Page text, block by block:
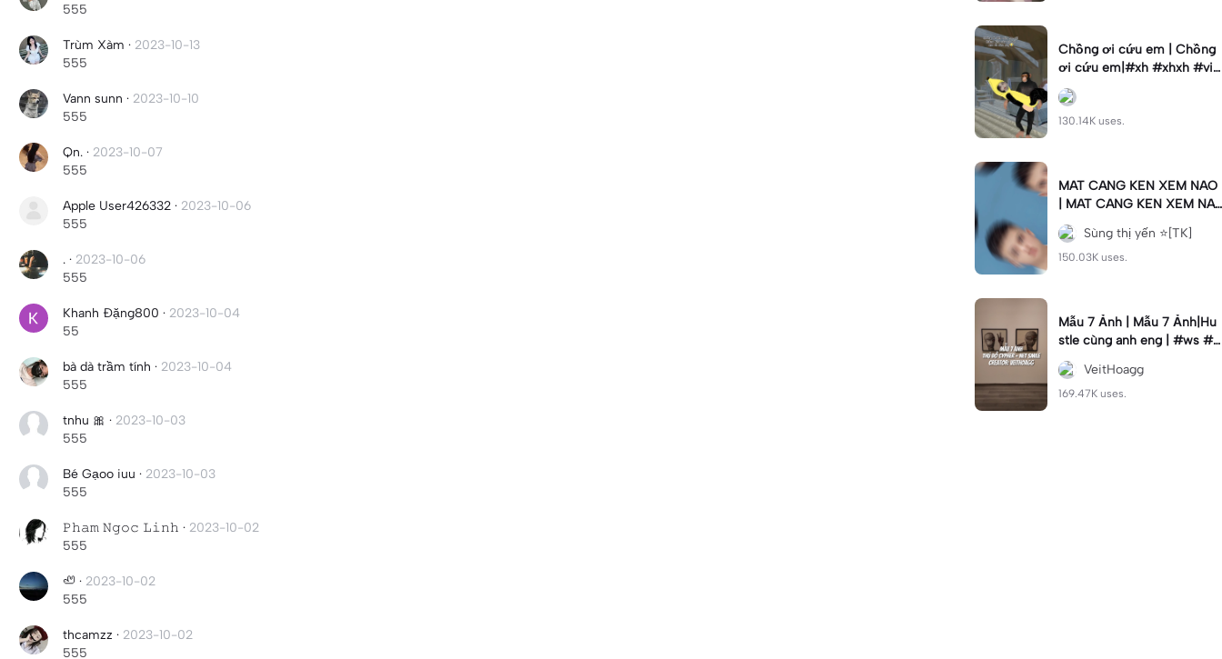
555
Trùm Xàm · 2023-10-13
555
Vann sunn · 2023-10-10
555
Qn. · 2023-10-07
555
Apple User426332 · 2023-10-06
555
. · 2023-10-06
555
Khanh Đặng800 · 2023-10-04
55
bà dà trầm tính · 2023-10-04
555
tnhu 🎀 · 2023-10-03
555
Bé Gạoo iuu · 2023-10-03
555
𝙿𝚑𝚊𝚖 𝙽𝚐𝚘𝚌 𝙻𝚒𝚗𝚑 · 2023-10-02
555
🦥 · 2023-10-02
555
thcamzz · 2023-10-02
555
Chồng ơi cứu em | Chồng
ơi cứu em|#xh #xhxh #vir
al
130.14K uses.
MAT CANG KEN XEM NAO
| MAT CANG KEN XEM NA
O|#xuhuong👑🥀#statuswa
#storywa #fyp#ngau😎😎
🌚
Sùng thị yến ⭐[TK]
150.03K uses.
Mẫu 7 Ảnh | Mẫu 7 Ảnh|Hu
stle cùng anh eng | #ws #v
eithoagg #xh #fyp
VeitHoagg
169.47K uses.